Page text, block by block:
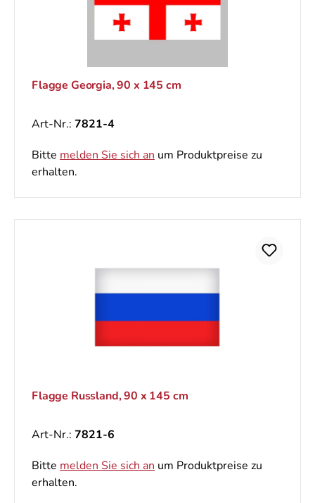
Flagge Georgia, 90 x 145 cm
Art-Nr.: 7821-4
Bitte melden Sie sich an um Produktpreise zu
erhalten.
Flagge Russland, 90 x 145 cm
Art-Nr.: 7821-6
Bitte melden Sie sich an um Produktpreise zu
erhalten.